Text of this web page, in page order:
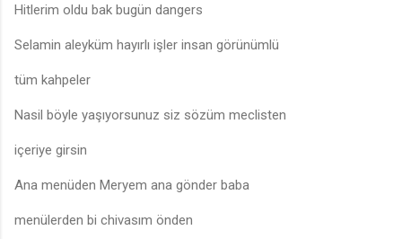
Hitlerim oldu bak bugün dangers
Selamin aleyküm hayırlı işler insan görünümlü
tüm kahpeler
Nasil böyle yaşıyorsunuz siz sözüm meclisten
içeriye girsin
Ana menüden Meryem ana gönder baba
menülerden bi chivasım önden